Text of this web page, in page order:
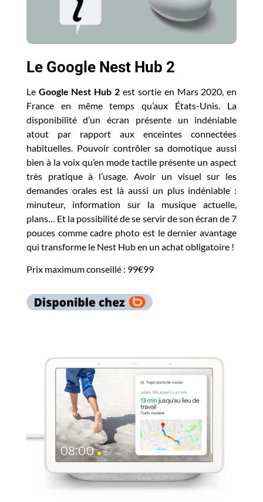
Le Google Nest Hub 2
Le Google Nest Hub 2 est sortie en Mars 2020, en
France en même temps qu’aux États-Unis. La
disponibilité d’un écran présente un indéniable
atout par rapport aux enceintes connectées
habituelles. Pouvoir contrôler sa domotique aussi
bien à la voix qu’en mode tactile présente un aspect
très pratique à l’usage. Avoir un visuel sur les
demandes orales est là aussi un plus indéniable :
minuteur, information sur la musique actuelle,
plans… Et la possibilité de se servir de son écran de 7
pouces comme cadre photo est le dernier avantage
qui transforme le Nest Hub en un achat obligatoire !
Prix maximum conseillé : 99€99